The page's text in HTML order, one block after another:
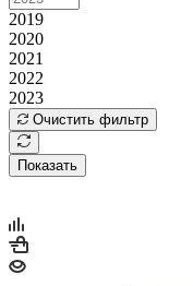
2019
2020
2021
2022
2023
Очистить фильтр
Показать